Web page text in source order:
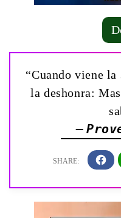
“Cuando viene
la deshonra:
—